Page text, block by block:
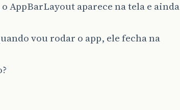
AppBarLayout aparece na tela e ainda
vou rodar o app, ele fecha na